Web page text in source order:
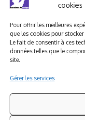
cookies
Pour offrir les meilleures
que les cookies pour
Le fait de consentir à ces
données telles que le
site.
Gérer les services
PARTENAIRES